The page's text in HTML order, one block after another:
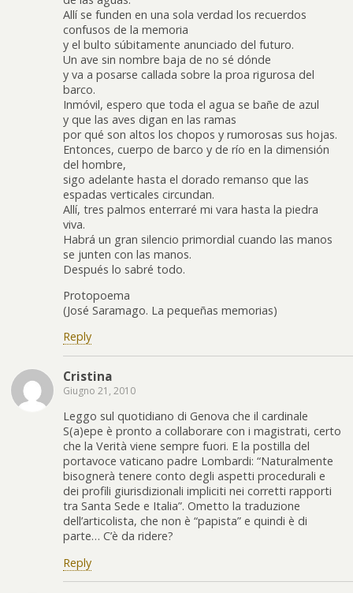
Allí se funden en una sola verdad los recuerdos
confusos de la memoria
y el bulto súbitamente anunciado del futuro.
Un ave sin nombre baja de no sé dónde
y va a posarse callada sobre la proa rigurosa del
barco.
Inmóvil, espero que toda el agua se bañe de azul
y que las aves digan en las ramas
por qué son altos los chopos y rumorosas sus hojas.
Entonces, cuerpo de barco y de río en la dimensión
del hombre,
sigo adelante hasta el dorado remanso que las
espadas verticales circundan.
Allí, tres palmos enterraré mi vara hasta la piedra
viva.
Habrá un gran silencio primordial cuando las manos
se junten con las manos.
Después lo sabré todo.
Protopoema
(José Saramago. La pequeñas memorias)
Reply
Cristina
Giugno 21, 2010
Leggo sul quotidiano di Genova che il cardinale
S(a)epe è pronto a collaborare con i magistrati, certo
che la Verità viene sempre fuori. E la postilla del
portavoce vaticano padre Lombardi: “Naturalmente
bisognerà tenere conto degli aspetti procedurali e
dei profili giurisdizionali impliciti nei corretti rapporti
tra Santa Sede e Italia”. Ometto la traduzione
dell’articolista, che non è “papista” e quindi è di
parte… C’è da ridere?
Reply